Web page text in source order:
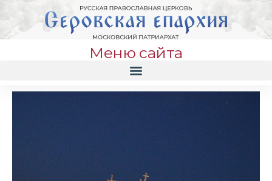
Меню сайта